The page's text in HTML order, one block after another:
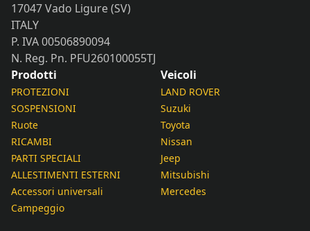
17047 Vado Ligure (SV)
ITALY
P. IVA 00506890094
N. Reg. Pn. PFU260100055TJ
Prodotti
PROTEZIONI
SOSPENSIONI
Ruote
RICAMBI
PARTI SPECIALI
ALLESTIMENTI ESTERNI
Accessori universali
Campeggio
Veicoli
LAND ROVER
Suzuki
Toyota
Nissan
Jeep
Mitsubishi
Mercedes